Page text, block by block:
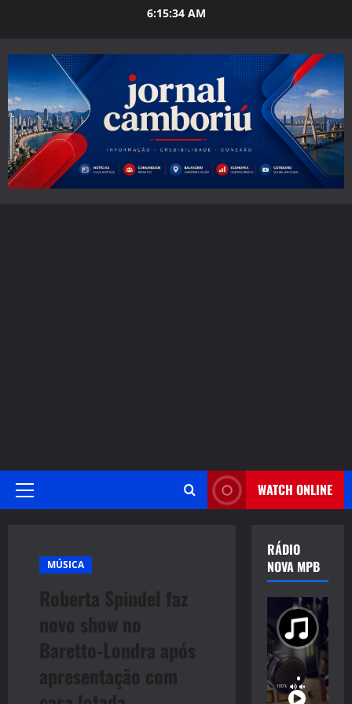
6:15:35 AM
Primary
WATCH ONLINE
MÚSICA
Roberta Spindel faz
novo show no
Baretto-Londra após
apresentação com
RÁDIO
NOVA MPB